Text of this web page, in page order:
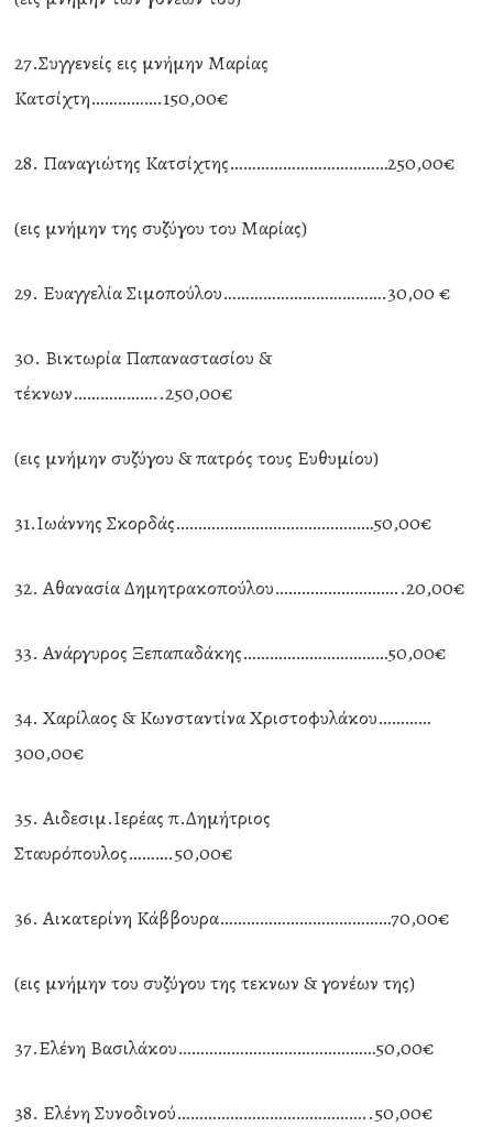
27.Συγγενείς εις μνήμην Μαρίας
Κατσίχτη…………….150,00€
28. Παναγιώτης Κατσίχτης………………………………250,00€
(εις μνήμην της συζύγου του Μαρίας)
29. Ευαγγελία Σιμοπούλου……………………………….30,00 €
30. Βικτωρία Παπαναστασίου &
τέκνων………………..250,00€
(εις μνήμην συζύγου & πατρός τους Ευθυμίου)
31.Ιωάννης Σκορδάς………………………………………50,00€
32. Αθανασία Δημητρακοπούλου………………………..20,00€
33. Ανάργυρος Ξεπαπαδάκης……………………………50,00€
34. Χαρίλαος & Κωνσταντίνα Χριστοφυλάκου…………
300,00€
35. Αιδεσιμ.Ιερέας π.Δημήτριος
Σταυρόπουλος……….50,00€
36. Αικατερίνη Κάββουρα…………………………………70,00€
(εις μνήμην του συζύγου της τεκνων & γονέων της)
37.Ελένη Βασιλάκου………………………………………50,00€
38. Ελένη Συνοδινού……………………………………..50,00€